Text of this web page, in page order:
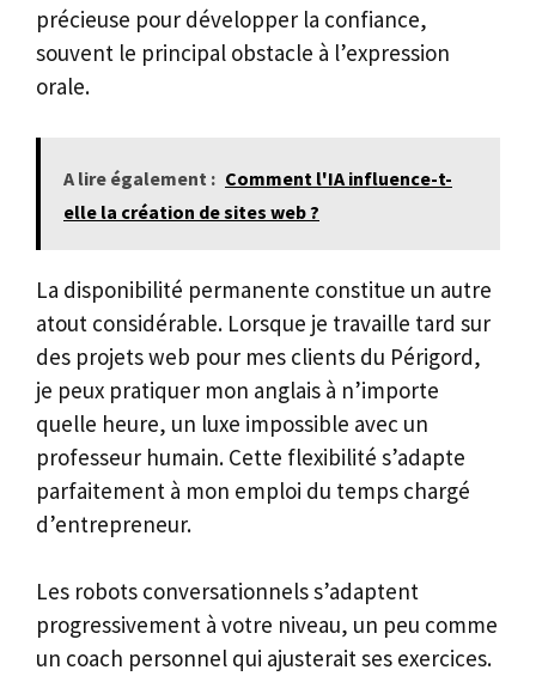
précieuse pour développer la confiance,
souvent le principal obstacle à l’expression
orale.
A lire également : Comment l'IA influence-t-
elle la création de sites web ?
La disponibilité permanente constitue un autre
atout considérable. Lorsque je travaille tard sur
des projets web pour mes clients du Périgord,
je peux pratiquer mon anglais à n’importe
quelle heure, un luxe impossible avec un
professeur humain. Cette flexibilité s’adapte
parfaitement à mon emploi du temps chargé
d’entrepreneur.
Les robots conversationnels s’adaptent
progressivement à votre niveau, un peu comme
un coach personnel qui ajusterait ses exercices.